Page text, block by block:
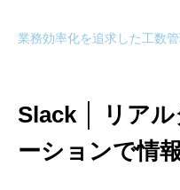
業務効率化を追求した工数
Slack │ リア
ーションで情